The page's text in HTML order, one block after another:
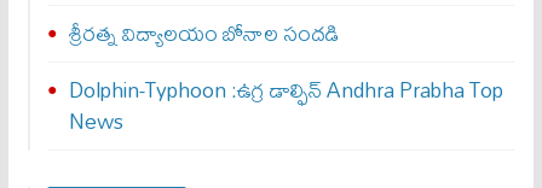
శ్రీరత్న విద్యాలయం బోనాల సందడి
Dolphin-Typhoon :ఉగ్ర డాల్ఫిన్ Andhra Prabha Top
News